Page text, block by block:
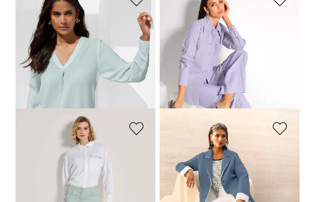
MADELEINE
Tuniek in modieuze snit
119,95 € 139,95 €
+1 Kleuren
Laagste prijs van de afgelopen 30
dagen**: 129,95 €
(-7%)
MADELEINE
Blouse. Puur katoen
59,95 €
169,95 €
Laagste prijs van de afgelopen 30
dagen**: 99,95 € (-40%)
MADELEINE
139,95 €
+2 Kleuren
MADELEINE
Mantel
149,95 €279,95 €